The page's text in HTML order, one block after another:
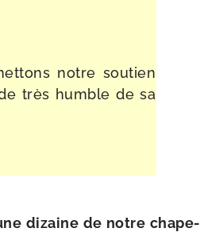
notre sou­tien
très humble de sa
dizaine de notre cha­pe­